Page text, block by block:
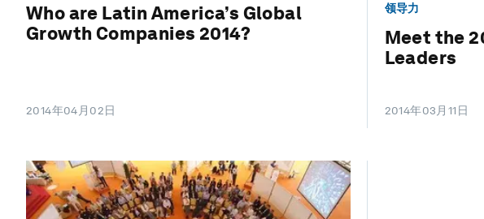
Who are Latin America’s Global
Growth Companies 2014?
2014年04月02日
领导力
Meet the
Leaders
2014年03月11日